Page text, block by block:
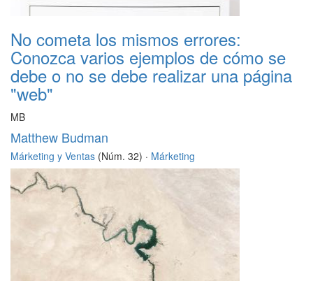
No cometa los mismos errores:
Conozca varios ejemplos de cómo se
debe o no se debe realizar una página
"web"
MB
Matthew Budman
Márketing y Ventas (Núm. 32) · Márketing